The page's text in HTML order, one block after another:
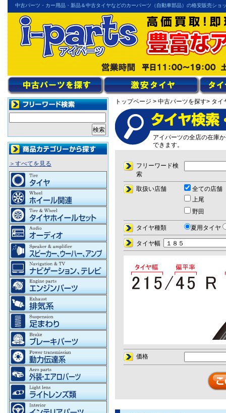
中古パーツ・カー用品・新品＆中古タイヤなどのカーパーツ（自動車部品）の格安販売ショ
トップページ > 中古パーツを探す> タイ
アイパーツの全店の在庫
できます。
フリーワード検
索
取扱い店舗
全ての店舗
上尾
野田
タイヤ種類 夏用タイヤ
タイヤ幅
価格
＞すべてを見る